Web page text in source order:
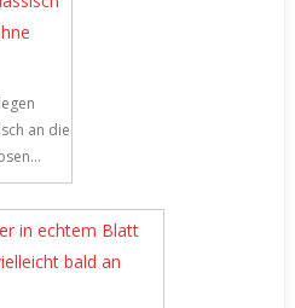
an die